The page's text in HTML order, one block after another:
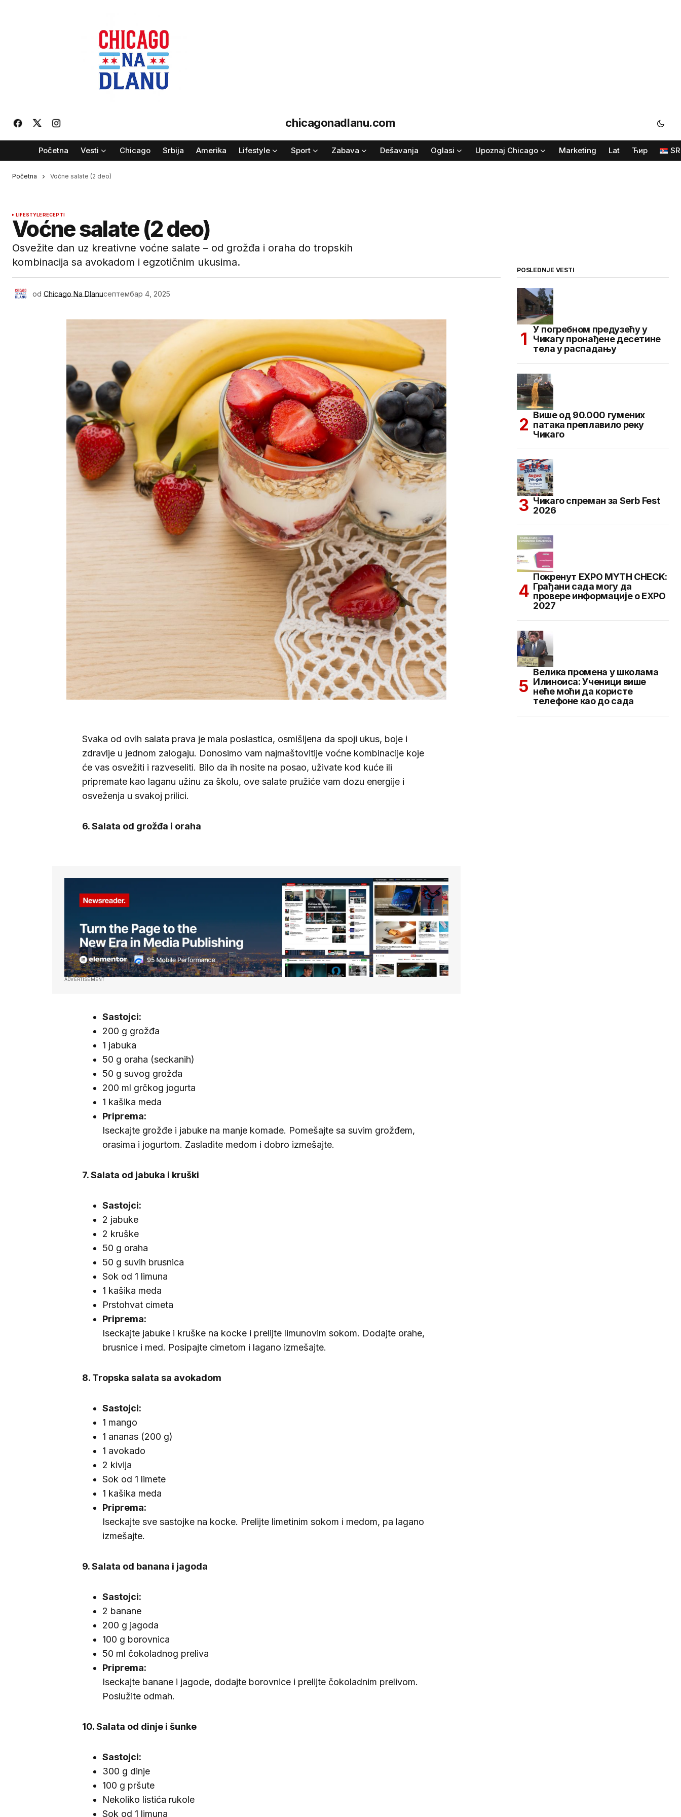
chicagonadlanu.com
Početna Vesti Chicago Srbija Amerika Lifestyle Sport Zabava Dešavanja Oglasi Upoznaj Chicago Marketing Lat Ћир SR
Početna Voćne salate (2 deo)
LIFESTYLERECEPTI
Voćne salate (2 deo)
Osvežite dan uz kreativne voćne salate – od grožđa i oraha do tropskih
kombinacija sa avokadom i egzotičnim ukusima.
od Chicago Na Dlanuсептембар 4, 2025
Svaka od ovih salata prava je mala poslastica, osmišljena da spoji ukus, boje i
zdravlje u jednom zalogaju. Donosimo vam najmaštovitije voćne kombinacije koje
će vas osvežiti i razveseliti. Bilo da ih nosite na posao, uživate kod kuće ili
pripremate kao laganu užinu za školu, ove salate pružiće vam dozu energije i
osveženja u svakoj prilici.
6. Salata od grožđa i oraha
ADVERTISEMENT
Sastojci:
200 g grožđa
1 jabuka
50 g oraha (seckanih)
50 g suvog grožđa
200 ml grčkog jogurta
1 kašika meda
Priprema:
Iseckajte grožđe i jabuke na manje komade. Pomešajte sa suvim grožđem,
orasima i jogurtom. Zasladite medom i dobro izmešajte.
7. Salata od jabuka i kruški
Sastojci:
2 jabuke
2 kruške
50 g oraha
50 g suvih brusnica
Sok od 1 limuna
1 kašika meda
Prstohvat cimeta
Priprema:
Iseckajte jabuke i kruške na kocke i prelijte limunovim sokom. Dodajte orahe,
brusnice i med. Posipajte cimetom i lagano izmešajte.
8. Tropska salata sa avokadom
Sastojci:
1 mango
1 ananas (200 g)
1 avokado
2 kivija
Sok od 1 limete
1 kašika meda
Priprema:
Iseckajte sve sastojke na kocke. Prelijte limetinim sokom i medom, pa lagano
izmešajte.
9. Salata od banana i jagoda
Sastojci:
2 banane
200 g jagoda
100 g borovnica
50 ml čokoladnog preliva
Priprema:
Iseckajte banane i jagode, dodajte borovnice i prelijte čokoladnim prelivom.
Poslužite odmah.
10. Salata od dinje i šunke
Sastojci:
300 g dinje
100 g pršute
Nekoliko listića rukole
Sok od 1 limuna
POSLEDNJE VESTI
У погребном предузећу у
Чикагу пронађене десетине
тела у распадању
Више од 90.000 гумених
патака преплавило реку
Чикаго
Чикаго спреман за Serb Fest
2026
Покренут EXPO MYTH CHECK:
Грађани сада могу да
провере информације о EXPO
2027
Велика промена у школама
Илиноиса: Ученици више
неће моћи да користе
телефоне као до сада